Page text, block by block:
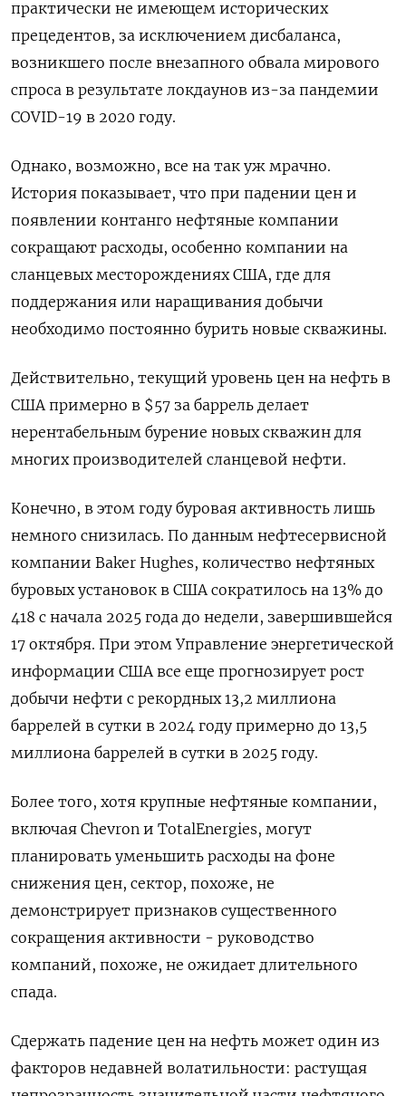
практически не имеющем исторических
прецедентов, за исключением дисбаланса,
возникшего после внезапного обвала мирового
спроса в результате локдаунов из-за пандемии
COVID-19 в 2020 году.
Однако, возможно, все на так уж мрачно.
История показывает, что при падении цен и
появлении контанго нефтяные компании
сокращают расходы, особенно компании на
сланцевых месторождениях США, где для
поддержания или наращивания добычи
необходимо постоянно бурить новые скважины.
Действительно, текущий уровень цен на нефть в
США примерно в $57 за баррель делает
нерентабельным бурение новых скважин для
многих производителей сланцевой нефти.
Конечно, в этом году буровая активность лишь
немного снизилась. По данным нефтесервисной
компании Baker Hughes, количество нефтяных
буровых установок в США сократилось на 13% до
418 с начала 2025 года до недели, завершившейся
17 октября. При этом Управление энергетической
информации США все еще прогнозирует рост
добычи нефти с рекордных 13,2 миллиона
баррелей в сутки в 2024 году примерно до 13,5
миллиона баррелей в сутки в 2025 году.
Более того, хотя крупные нефтяные компании,
включая Chevron и TotalEnergies, могут
планировать уменьшить расходы на фоне
снижения цен, сектор, похоже, не
демонстрирует признаков существенного
сокращения активности - руководство
компаний, похоже, не ожидает длительного
спада.
Сдержать падение цен на нефть может один из
факторов недавней волатильности: растущая